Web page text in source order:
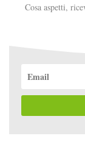
Cosa aspetti,